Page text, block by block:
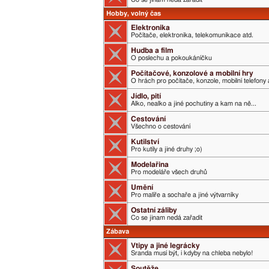
Hobby, volný čas
Elektronika
Počítače, elektronika, telekomunikace atd.
Hudba a film
O poslechu a pokoukáníčku
Počítačové, konzolové a mobilní hry
O hrách pro počítače, konzole, mobilní telefony
Jídlo, pití
Alko, nealko a jiné pochutiny a kam na ně...
Cestování
Všechno o cestování
Kutilství
Pro kutily a jiné druhy ;o)
Modelařina
Pro modeláře všech druhů
Umění
Pro malíře a sochaře a jiné výtvarníky
Ostatní záliby
Co se jinam nedá zařadit
Zábava
Vtipy a jiné legrácky
Sranda musí být, i kdyby na chleba nebylo!